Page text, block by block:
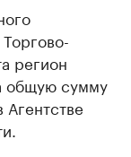
регион
общую сумму